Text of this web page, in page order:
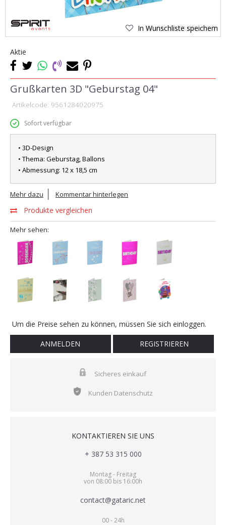
In Wunschliste speichern
Aktie
Grußkarten 3D "Geburstag 04"
Artikelcode: 9561284020975
Sofort verfügbar
• 3D-Design
• Thema: Geburstag, Ballons
• Abmessung: 12 x 18,5 cm
Mehr dazu Kommentar hinterlegen
Produkte vergleichen
Mehr sehen:
Um die Preise sehen zu können, müssen Sie sich einloggen.
ANMELDEN REGISTRIEREN
Sicheres einkauf
Kunden Datenschutz
KONTAKTIEREN SIE UNS
+ 387 53 315 000
Montag - Freitag
von 08:00 bis 16:00h
contact@gataric.net
00 - 24h